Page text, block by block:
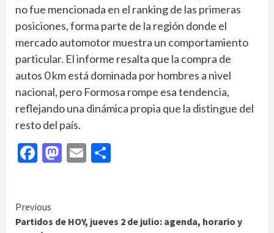
no fue mencionada en el ranking de las primeras
posiciones, forma parte de la región donde el
mercado automotor muestra un comportamiento
particular. El informe resalta que la compra de
autos 0 km está dominada por hombres a nivel
nacional, pero Formosa rompe esa tendencia,
reflejando una dinámica propia que la distingue del
resto del país.
Facebook
Mastodon
Email
Continue
Previous
Partidos de HOY, jueves 2 de julio: agenda, horario y